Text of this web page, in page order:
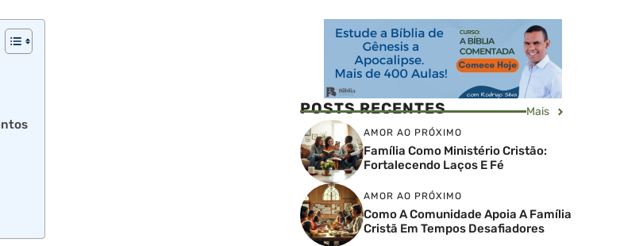
POSTS RECENTES Mais
AMOR AO PRÓXIMO
Família Como Ministério Cristão:
Fortalecendo Laços E Fé
AMOR AO PRÓXIMO
Como A Comunidade Apoia A Família
Cristã Em Tempos Desafiadores